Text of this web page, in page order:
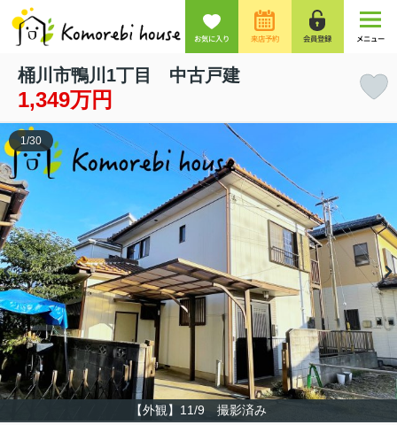
お気に入り 来店予約 会員登録 メニュー
桶川市鴨川1丁目 中古戸建
1,349万円
【外観】11/9 撮影済み
1/30